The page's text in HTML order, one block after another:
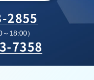
2855
18:00）
7358